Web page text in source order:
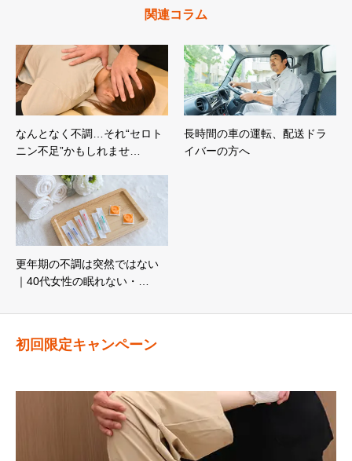
関連コラム
なんとなく不調…それ“セロト
ニン不足”かもしれませ…
長時間の車の運転、配送ドラ
イバーの方へ
更年期の不調は突然ではない
｜40代女性の眠れない・…
初回限定キャンペーン